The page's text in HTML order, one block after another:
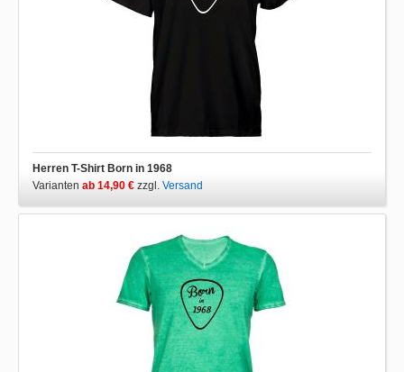
Herren T-Shirt Born in 1968
Varianten ab 14,90 € zzgl. Versand